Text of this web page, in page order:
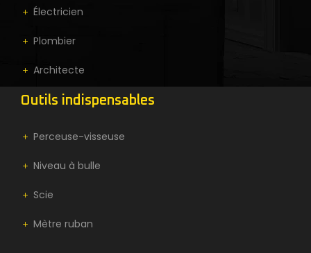
Électricien
Plombier
Architecte
Outils indispensables
Perceuse-visseuse
Niveau à bulle
Scie
Mètre ruban